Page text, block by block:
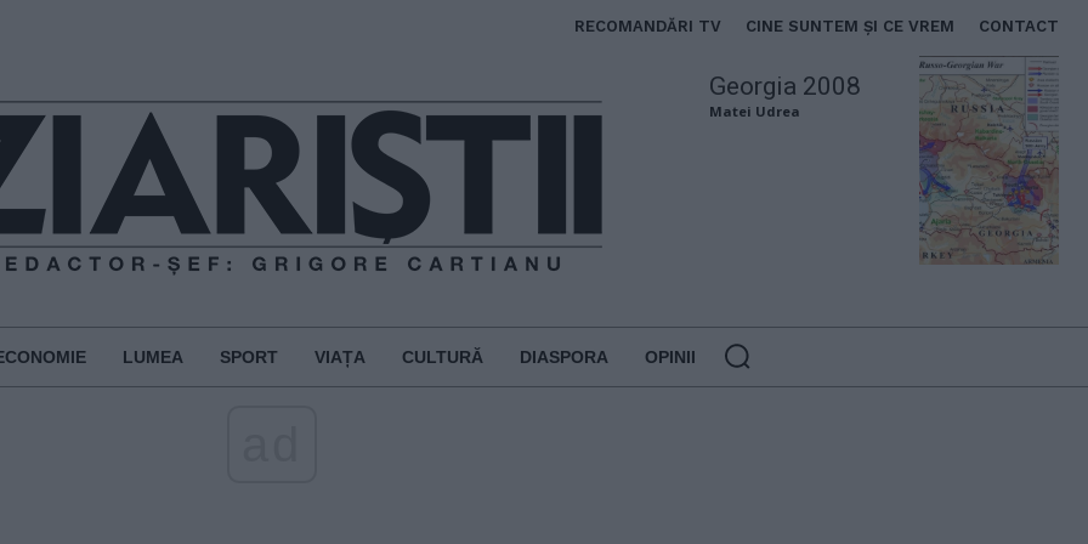
RECOMANDĂRI TV CINE SUNTEM ȘI CE VREM CONTACT
Georgia 2008
Matei Udrea
LUMEA SPORT VIAȚA CULTURĂ DIASPORA OPINII